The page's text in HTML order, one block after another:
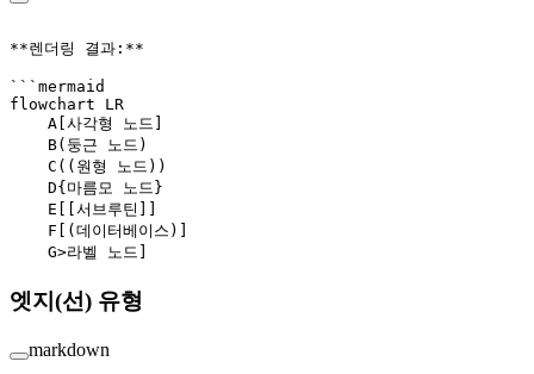
**렌더링 결과:**
```mermaid
flowchart LR
    A[사각형 노드]
    B(둥근 노드)
    C((원형 노드))
    D{마름모 노드}
    E[[서브루틴]]
    F[(데이터베이스)]
    G>라벨 노드]
엣지(선) 유형
markdown